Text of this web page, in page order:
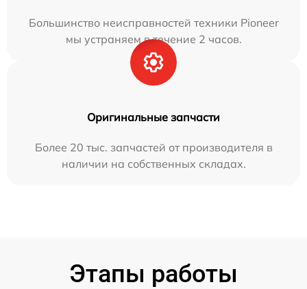
Большинство неисправностей техники Pioneer
мы устраняем в течение 2 часов.
Оригинальные запчасти
Более 20 тыс. запчастей от производителя в
наличии на собственных складах.
Этапы работы